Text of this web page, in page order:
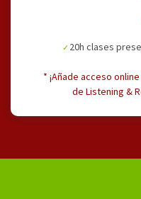
20h clases
* ¡Añade acceso
de Listening &